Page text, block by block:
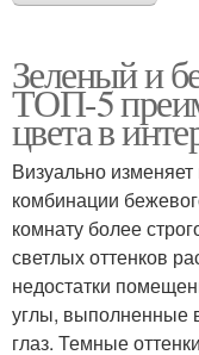
Зеленый и
ТОП-5
цвета в
Визуально
комбинации
комнату более
светлых оттенков
недостатки
углы, выполненные
глаз. Темные